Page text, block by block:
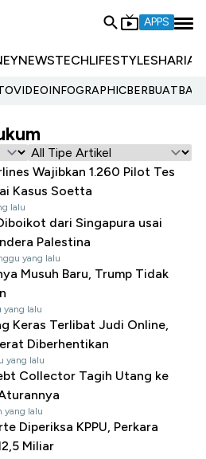
APPS
NEWSTECHLIFESTYLESHARIA
VIDEOINFOGRAPHIC
Wajibkan 1.260 Pilot Tes
Kasus Soetta
lalu
dari Singapura usai
Palestina
yang lalu
Musuh Baru, Trump Tidak
yang lalu
Keras Terlibat Judi Online,
Diberhentikan
yang lalu
Collector Tagih Utang ke
yang lalu
Diperiksa KPPU, Perkara
Miliar